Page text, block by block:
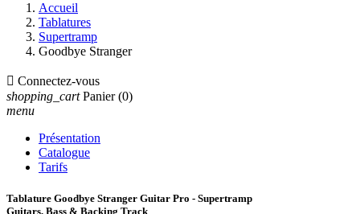
Accueil
Tablatures
Supertramp
Goodbye Stranger
 Connectez-vous
shopping_cart Panier (0)
menu
Présentation
Catalogue
Tarifs
Tablature Goodbye Stranger Guitar Pro - Supertramp
Guitars, Bass & Backing Track